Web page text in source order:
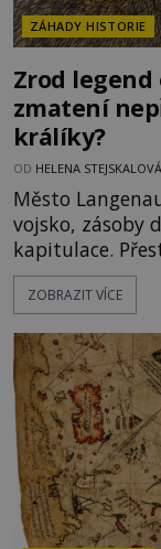
ZÁHADY HISTORIE
Zrod legend
zmatení
králíky?
OD HELENA STEJSKALOVÁ
Město
vojsko, zásoby
kapitulace.
hrubou silou.
obyvatelé za
dost. Čas pracuje pro obléhatele. Ve městě ubývají
zásoby a
ZOBRAZIT VÍCE